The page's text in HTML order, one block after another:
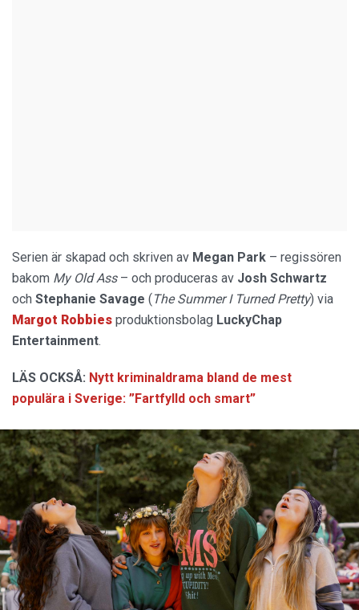
Serien är skapad och skriven av Megan Park – regissören
bakom My Old Ass– och produceras av Josh Schwartz
och Stephanie Savage (The Summer I Turned Pretty) via
Margot Robbies produktionsbolag LuckyChap
Entertainment.
LÄS OCKSÅ: Nytt kriminaldrama bland de mest
populära i Sverige: ”Fartfylld och smart”